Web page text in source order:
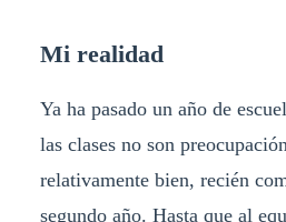
Mi realidad
Ya ha pasado un año de
las clases no son
relativamente bien, recién
segundo año. Hasta que al